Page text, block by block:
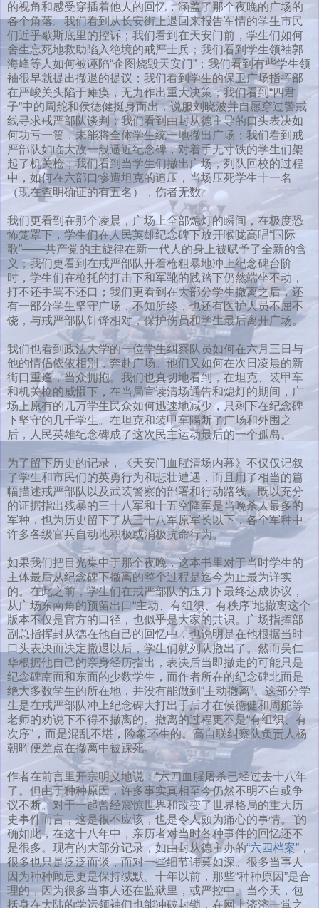
的视角和感受穿插着他人的回忆，涵盖了那个夜晚的广场的
各个角落。我们看到从长安街上退回来报告军情的学生市民
们近乎歇斯底里的控诉；我们看到在天安门前，学生们如何
舍生忘死地救助陷入绝境的戒严士兵；我们看到学生领袖郭
海峰等人如何被诬陷“企图烧毁天安门”；我们看到有些学生领
袖很早就提出撤退的提议；我们看到学生的保卫广场指挥部
在严峻关头陷于瘫痪，无力作出重大决策；我们看到“四君
子”中的周舵和侯德健挺身而出，说服刘晓波并自愿穿过警戒
线寻求戒严部队谈判；我们看到由封从德主导的口头表决如
何功亏一篑，未能将全体学生统一地撤出广场；我们看到戒
严部队如临大敌一般逼近纪念碑，对着手无寸铁的学生们架
起了机关枪；我们看到当学生们撤出广场，列队回校的过程
中，如何在六部口惨遭坦克的追压，当场压死学生十一名
（现在查明确证的有五名），伤者无数。
我们更看到在那个凌晨，广场上全部熄灯的瞬间，在极度恐
怖笼罩下，学生们在人民英雄纪念碑下放开喉咙高唱“国际
歌”——共产党的主旋律在新一代人的身上被赋予了全新的含
义；我们更看到在戒严部队开着枪粗暴地冲上纪念碑台阶
时，学生们在枪托的打击下和军靴的践踏下仍然端坐不动，
打不还手骂不还口；我们更看到在大部分学生撤离之后，还
有一部分学生坚守广场，不知所终，也还有医护人员不屈不
饶，与戒严部队针锋相对，保护伤员和学生最后离开广场。
我们也看到政法大学的一位学生纠察队员如何在六月三日与
他的情侣依依相别，奔赴广场。他们又如何在次日凌晨的新
街口重逢，当众拥抱。我们也真切地看到，在坦克、装甲车
和机关枪的威慑下，在当局宣读清场通告和熄灯的期间，广
场上原有的几万学生民众如何迅速地减少，只剩下在纪念碑
下坚守的几千学生。在坦克和装甲车隔断了广场和外围之
后，人民英雄纪念碑成了这次民主运动最后的一个孤岛。
为了留下历史的记录，《天安门血腥清场内幕》不仅仅记叙
了学生和市民们的英勇行为和悲壮遭遇，而且用了相当的篇
幅描述戒严部队以及武装警察的部署和行动路线。既以充分
的证据指出残暴的三十八军和十五空降军是当晚杀人最多的
军种，也为历史留下了从三十八军原军长以下，各个军种中
许多各级官兵自动地积极或消极抗命行为。
如果我们把目光集中于那个夜晚，这本书里对于当时学生的
主体最后从纪念碑下撤离的整个过程是迄今为止最为详实
的。在此之前，学生们在戒严部队的压力下最终达成协议，
从广场东南角的预留出口“主动、有组织、有秩序”地撤离这个
版本不仅是官方的口径，也似乎是大家的共识。广场指挥部
副总指挥封从德在他自己的回忆中，也说明是在他根据当时
口头表决而决定撤退以后，学生们就列队撤出了。然而吴仁
华根据他自己的亲身经历指出，表决后当即撤走的可能只是
纪念碑南面和东面的少数学生，而作者所在的纪念碑北面是
绝大多数学生的所在地，并没有能做到“主动撤离”。这部分学
生是在戒严部队冲上纪念碑大打出手后才在侯德健和周舵等
老师的劝说下不得不撤离的。撤离的过程更不是“有组织、有
次序”，而是混乱不堪，险象环生的。高自联纠察队负责人杨
朝晖便差点在撤离中被踩死。
作者在前言里开宗明义地说：“六四血腥屠杀已经过去十八年
了。但由于种种原因，许多事实真相至今仍然不明不白或争
议不断。对于一起曾经震惊世界和改变了世界格局的重大历
史事件而言，这是很不应该，也是令人颇为痛心的事情。”的
确如此，在这十八年中，亲历者对当时各种事件的回忆还不
是很多。现有的大部分记录，如由封从德主办的“六四档案” ，
很多也只是泛泛而谈，而对一些细节讳莫如深。很多当事人
因为种种顾忌更是保持缄默。十年以前，那些“种种原因”是合
理的，因为很多当事人还在监狱里，或严控中。当今天，包
括身在大陆的学运领袖们也能冲破封锁，在网上济济一堂之